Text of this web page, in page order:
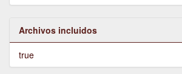
Archivos incluidos
true